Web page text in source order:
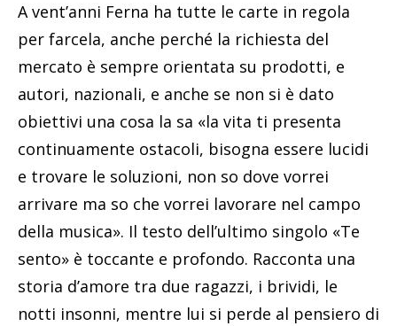
A vent’anni Ferna ha tutte le carte in regola
per farcela, anche perché la richiesta del
mercato è sempre orientata su prodotti, e
autori, nazionali, e anche se non si è dato
obiettivi una cosa la sa «la vita ti presenta
continuamente ostacoli, bisogna essere lucidi
e trovare le soluzioni, non so dove vorrei
arrivare ma so che vorrei lavorare nel campo
della musica». Il testo dell’ultimo singolo «Te
sento» è toccante e profondo. Racconta una
storia d’amore tra due ragazzi, i brividi, le
notti insonni, mentre lui si perde al pensiero di